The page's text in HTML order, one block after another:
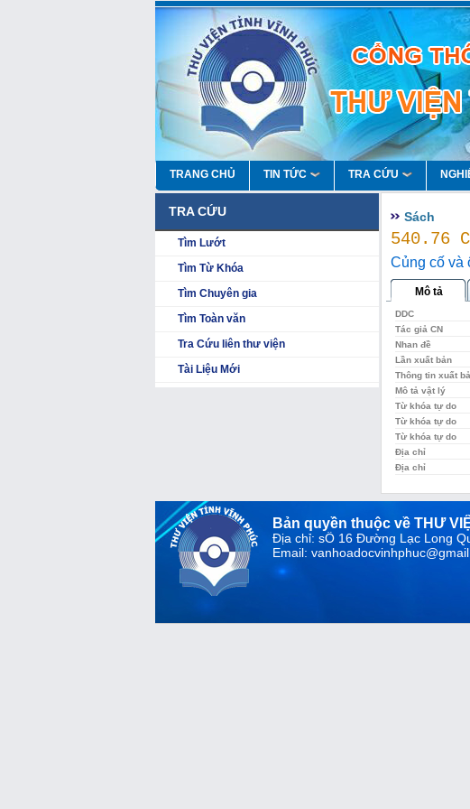
TRANG CHỦ TIN TỨC TRA CỨU
TRA CỨU
Tìm Lướt
Tìm Từ Khóa
Tìm Chuyên gia
Tìm Toàn văn
Tra Cứu liên thư viện
Tài Liệu Mới
Sách
540.76
Củng cố và
Mô tả
DDC
Tác giả CN
Nhan đề
Lần xuất bản
Thông tin xuất
Mô tả vật lý
Từ khóa tự do
Từ khóa tự do
Từ khóa tự do
Địa chỉ
Địa chỉ
Bản quyền thuộc về THƯ
Địa chỉ: sỐ 16 Đường Lạc Long
Email: